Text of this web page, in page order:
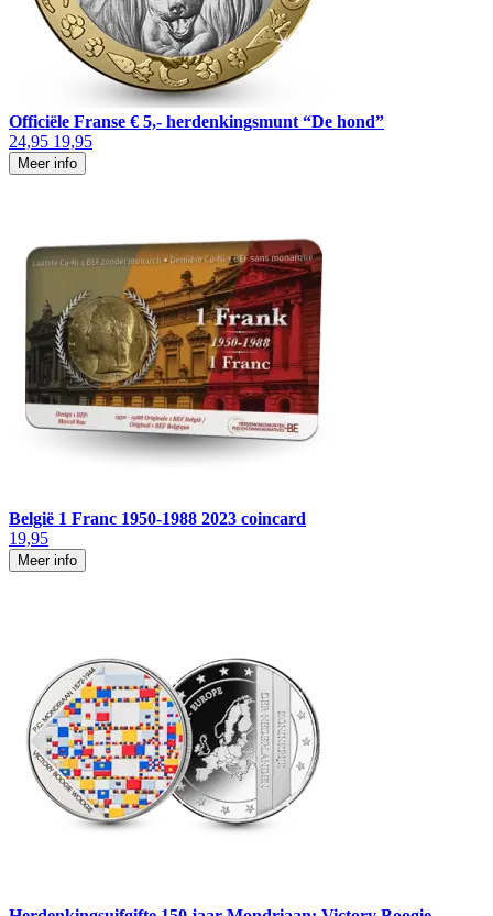
Officiële Franse € 5,- herdenkingsmunt “De hond”
24,95 19,95
Meer info
België 1 Franc 1950-1988 2023 coincard
19,95
Meer info